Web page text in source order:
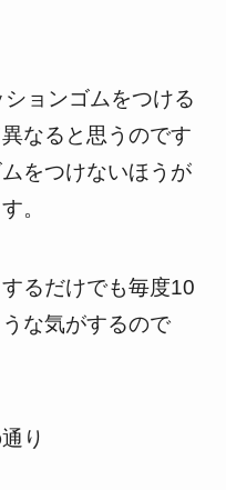
ョンゴムをつける
なると思うのです
をつけないほうが
。
るだけでも毎度10
な気がするので
り